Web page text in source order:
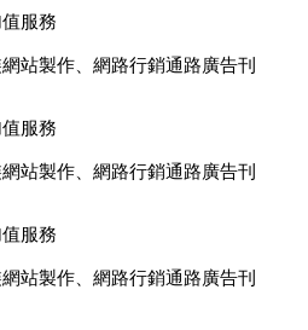
服務
站製作、網路行銷通路廣告刊
社銷售，全面優惠中....
服務
站製作、網路行銷通路廣告刊
社銷售，全面優惠中....
服務
站製作、網路行銷通路廣告刊
社銷售，全面優惠中....